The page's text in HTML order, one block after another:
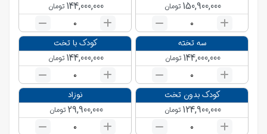
150,900,000 تومان
0
144,000,000 تومان
0
سه تخته
144,000,000 تومان
0
کودک با تخت
144,000,000 تومان
0
کودک بدون تخت
124,900,000 تومان
0
نوزاد
29,900,000 تومان
0